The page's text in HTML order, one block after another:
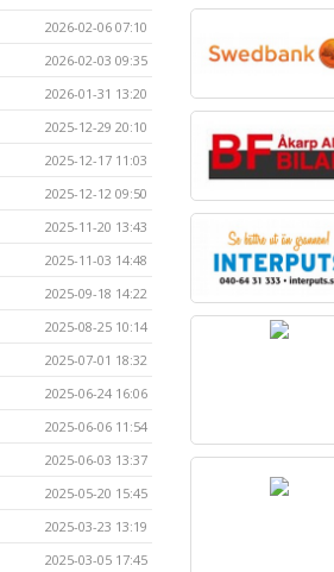
2026-02-06 07:10
2026-02-03 09:35
2026-01-31 13:20
2025-12-29 20:10
2025-12-17 11:03
2025-12-12 09:50
2025-11-20 13:43
2025-11-03 14:48
2025-09-18 14:22
2025-08-25 10:14
2025-07-01 18:32
2025-06-24 16:06
2025-06-06 11:54
2025-06-03 13:37
2025-05-20 15:45
2025-03-23 13:19
2025-03-05 17:45